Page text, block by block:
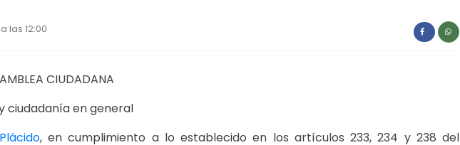
las 12:00
CIUDADANA
ciudadanía en general
, en cumplimiento a lo establecido en los artículos 233, 234 y 238 del